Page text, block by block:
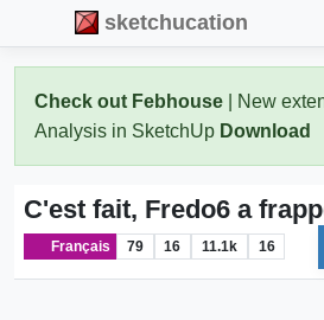
sketchucation
Check out Febhouse | New
Analysis in SketchUp Download
C'est fait, Fredo6 a
Français 79 16 11.1k 16